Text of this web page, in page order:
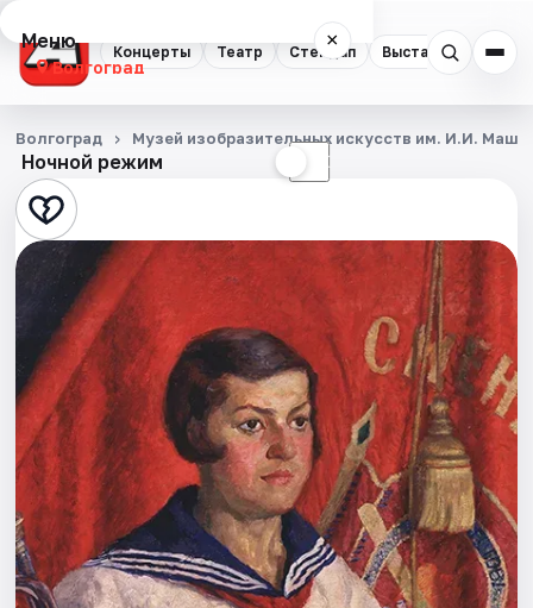
Концерты Театр Стендап Выставки
Меню ×
Волгоград
Концерты
Театр
Стендап
Выставки
Квесты
Экскурсии
Спорт
События
Города
Ночной режим ☾
Волгоград Музей изобразительных искусств им. И.И.